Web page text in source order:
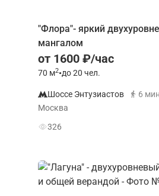
"Флора"- яркий
мангалом
от 1600 ₽/час
70 м2•до 20 чел.
Шоссе Энтузиастов
6 мин
Москва
326